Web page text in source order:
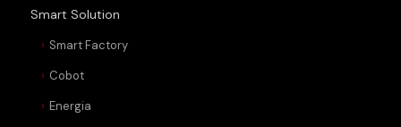
Smart Solution
Smart Factory
Cobot
Energia